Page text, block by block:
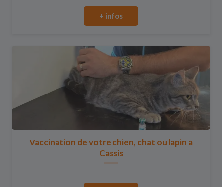
+ infos
Vaccination de votre chien, chat ou lapin à
Cassis